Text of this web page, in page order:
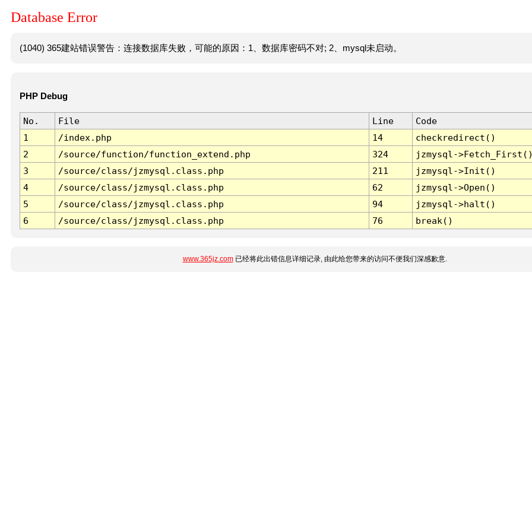
Database Error
(1040) 365建站错误警告：连接数据库失败，可能的原因：1、数据库密码不对; 2、mysql未启动。
PHP Debug
No. File Line
Code
1
/index.php 14
checkredirect()
2
/source/function/function_extend.php 324
jzmysql-
3
/source/class/jzmysql.class.php 211
jzmysql->Init()
4
/source/class/jzmysql.class.php 62
jzmysql->Open()
5
/source/class/jzmysql.class.php 94
jzmysql->halt()
6
/source/class/jzmysql.class.php 76 break()
www.365jz.com已经将此出错信息详细记录, 由此给您带来的访问不便我们深感歉意.